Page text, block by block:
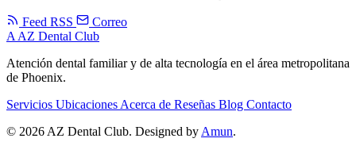
Feed RSS
Correo
A AZ Dental Club
Atención dental familiar y de alta tecnología en el área metropolitana
de Phoenix.
Servicios Ubicaciones Acerca de Reseñas Blog Contacto
© 2026 AZ Dental Club. Designed by Amun.